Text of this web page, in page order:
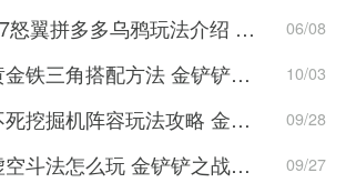
金铲铲之战S7怒翼拼多多乌鸦玩法介绍 金铲铲之战S7怒翼拼多多乌鸦详细攻略 06/08
金铲铲之战黄金铁三角搭配方法 金铲铲之战黄金铁三角怎么搭配 10/03
金铲铲之战不死挖掘机阵容玩法攻略 金铲铲之战不死挖掘机阵容搭配方案 09/28
金铲铲之战虚空斗法怎么玩 金铲铲之战虚空斗法的阵容介绍 09/27